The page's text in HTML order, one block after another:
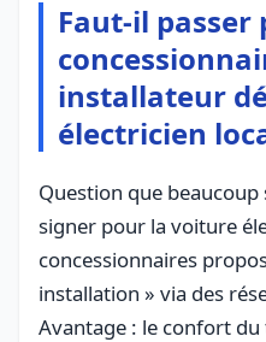
Faut-il passer
installateur
électricien
Question que
signer pour la voiture
concessionnaires
installation » via des
Avantage : le confort